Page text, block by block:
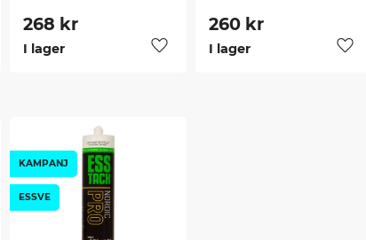
till i favoriter
stenBetong, spån,
gipsLeca och cellplast
268 kr
Lägg till i favoriter
I lager
260kr
I lager
KAMPANJ
ESSVE